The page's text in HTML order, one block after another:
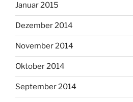
Januar 2015
Dezember 2014
November 2014
Oktober 2014
September 2014